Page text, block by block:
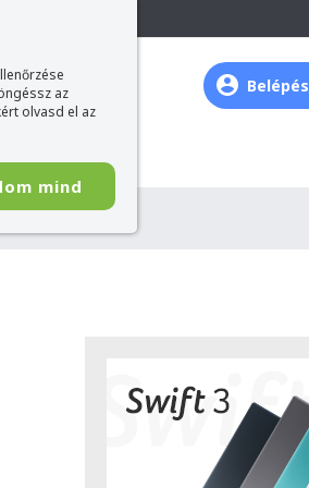
az
olvasd el az
mind
Belépés